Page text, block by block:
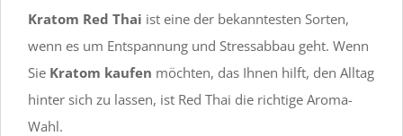
Kratom Red Thai ist eine der bekanntesten Sorten,
wenn es um Entspannung und Stressabbau geht. Wenn
Sie Kratom kaufen möchten, das Ihnen hilft, den Alltag
hinter sich zu lassen, ist Red Thai die richtige Aroma-
Wahl.